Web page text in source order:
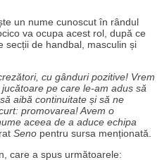
un nume cunoscut în rândul
va ocupa acest rol, după ce
secții de handbal, masculin și
cu gânduri pozitive! Vrem
pe care le-am adus să
aibă continuitate și să ne
promovarea! Avem o
aceea de a aduce echipa
Seno pentru sursa menționată.
care a spus următoarele: